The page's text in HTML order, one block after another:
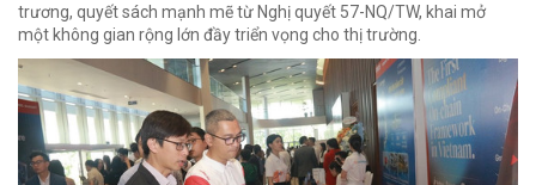
trương, quyết sách mạnh mẽ từ Nghị quyết 57-NQ/TW, khai mở
một không gian rộng lớn đầy triển vọng cho thị trường.